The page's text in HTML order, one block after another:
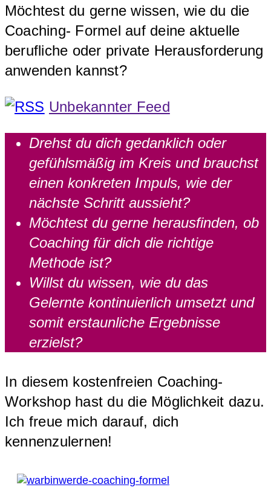
Möchtest du gerne wissen, wie du die
Coaching- Formel auf deine aktuelle
berufliche oder private Herausforderung
anwenden kannst?
Unbekannter Feed
Drehst du dich gedanklich oder
gefühlsmäßig im Kreis und brauchst
einen konkreten Impuls, wie der
nächste Schritt aussieht?
Möchtest du gerne herausfinden, ob
Coaching für dich die richtige
Methode ist?
Willst du wissen, wie du das
Gelernte kontinuierlich umsetzt und
somit erstaunliche Ergebnisse
erzielst?
In diesem kostenfreien Coaching-
Workshop hast du die Möglichkeit dazu.
Ich freue mich darauf, dich
kennenzulernen!